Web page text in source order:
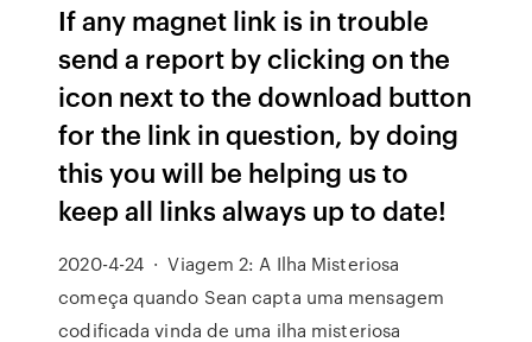
If any magnet link is in trouble
send a report by clicking on the
icon next to the download button
for the link in question, by doing
this you will be helping us to
keep all links always up to date!
2020-4-24 · Viagem 2: A Ilha Misteriosa
começa quando Sean capta uma mensagem
codificada vinda de uma ilha misteriosa